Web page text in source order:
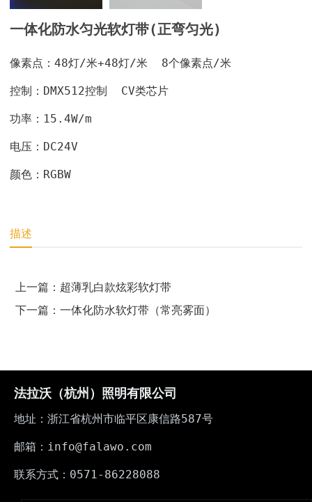
一体化防水匀光软灯带(正弯匀光)
像素点：48灯/米+48灯/米 8个像素点/米
控制：DMX512控制 CV类芯片
功率：15.4W/m
电压：DC24V
颜色：RGBW
描述
上一篇：超薄乳白款炫彩软灯带
下一篇：一体化防水软灯带（常亮雾面）
法拉沃（杭州）照明有限公司
地址：浙江省杭州市临平区康信路587号
邮箱：info@falawo.com
联系方式：0571-86228088